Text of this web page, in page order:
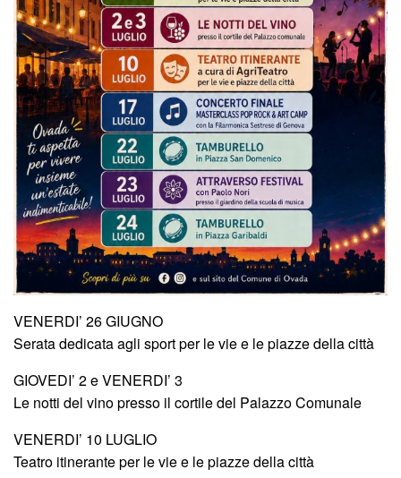
VENERDI’ 26 GIUGNO
Serata dedicata agli sport per le vie e le piazze della città
GIOVEDI’ 2 e VENERDI’ 3
Le notti del vino presso il cortile del Palazzo Comunale
VENERDI’ 10 LUGLIO
Teatro itinerante per le vie e le piazze della città